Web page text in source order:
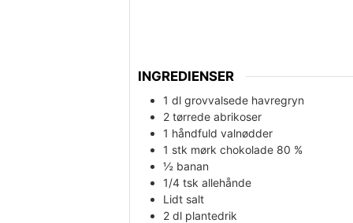
INGREDIENSER
1 dl grovvalsede havregryn
2 tørrede abrikoser
1 håndfuld valnødder
1 stk mørk chokolade 80 %
½ banan
1/4 tsk allehånde
Lidt salt
2 dl plantedrik